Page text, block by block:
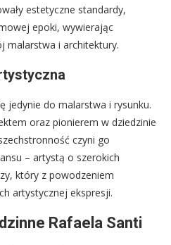
estetyczne standardy,
epoki, wywierając
malarstwa i architektury.
jedynie do malarstwa i rysunku.
oraz pionierem w dziedzinie
czyni go
– artystą o szerokich
który z powodzeniem
artystycznej ekspresji.
Rafaela Santi